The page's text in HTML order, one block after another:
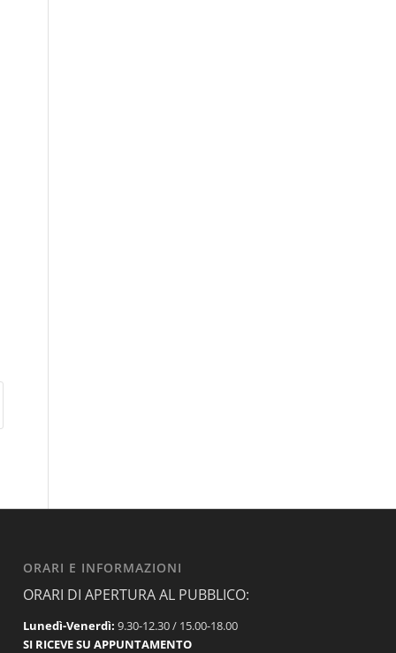
ORARI E INFORMAZIONI
ORARI DI APERTURA AL PUBBLICO:
Lunedì-Venerdì:9.30-12.30 / 15.00-18.00
SI RICEVE SU APPUNTAMENTO